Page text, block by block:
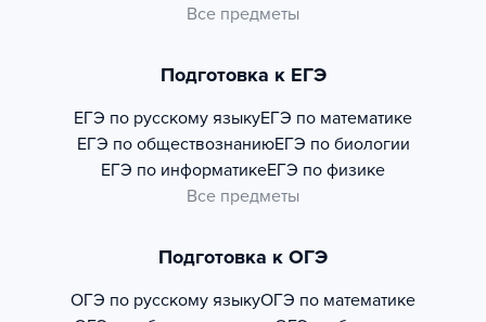
Все предметы
Подготовка к ЕГЭ
ЕГЭ по русскому языкуЕГЭ по математике
ЕГЭ по обществознаниюЕГЭ по биологии
ЕГЭ по информатикеЕГЭ по физике
Все предметы
Подготовка к ОГЭ
ОГЭ по русскому языкуОГЭ по математике